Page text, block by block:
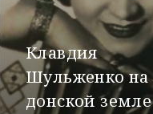
Клавдия
Шульженко на
донской земле